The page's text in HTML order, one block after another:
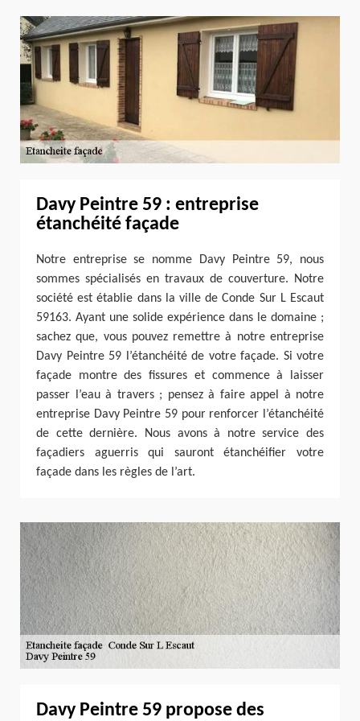
Davy Peintre 59 : entreprise
étanchéité façade
Notre entreprise se nomme Davy Peintre 59, nous
sommes spécialisés en travaux de couverture. Notre
société est établie dans la ville de Conde Sur L Escaut
59163. Ayant une solide expérience dans le domaine ;
sachez que, vous pouvez remettre à notre entreprise
Davy Peintre 59 l’étanchéité de votre façade. Si votre
façade montre des fissures et commence à laisser
passer l’eau à travers ; pensez à faire appel à notre
entreprise Davy Peintre 59 pour renforcer l’étanchéité
de cette dernière. Nous avons à notre service des
façadiers aguerris qui sauront étanchéifier votre
façade dans les règles de l’art.
Davy Peintre 59 propose des